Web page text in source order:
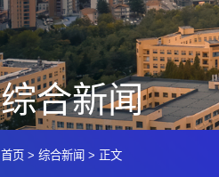
综合新闻
首页 > 综合新闻 > 正文